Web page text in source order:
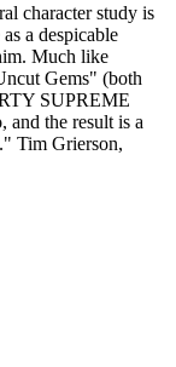
character study is
a despicable
Much like
Gems" (both
SUPREME
and the result is a
Tim Grierson,